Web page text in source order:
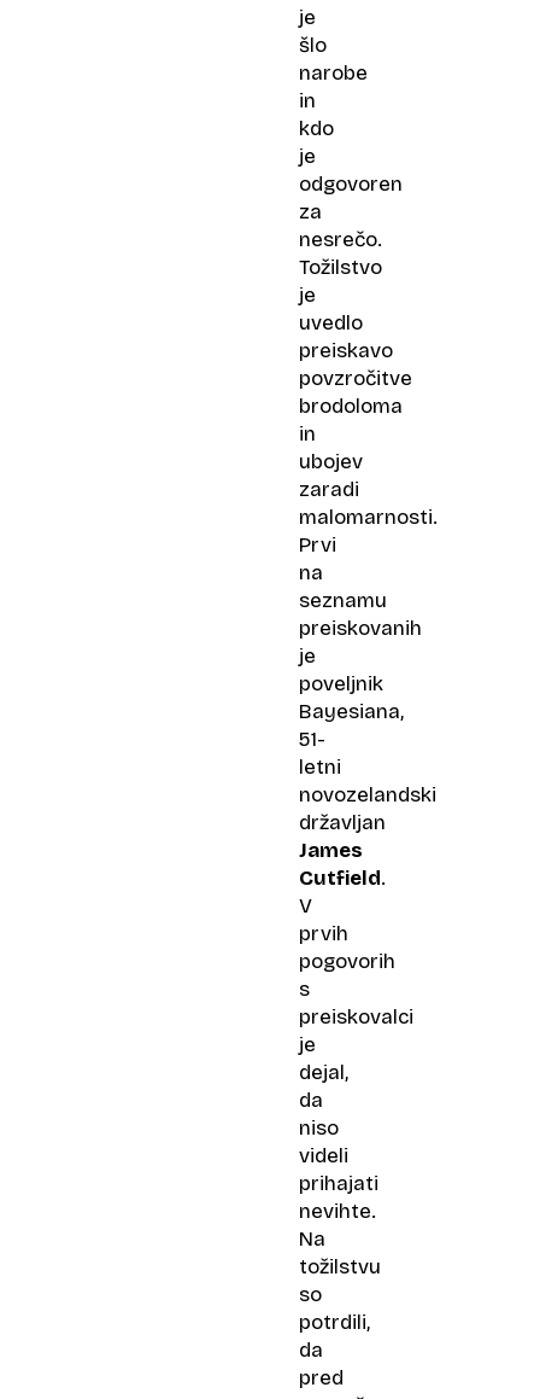
je
šlo
narobe
in
kdo
je
odgovoren
za
nesrečo.
Tožilstvo
je
uvedlo
preiskavo
povzročitve
brodoloma
in
ubojev
zaradi
malomarnosti.
Prvi
na
seznamu
preiskovanih
je
poveljnik
Bayesiana,
51-
letni
novozelandski
državljan
James
Cutfield.
V
prvih
pogovorih
s
preiskovalci
je
dejal,
da
niso
videli
prihajati
nevihte.
Na
tožilstvu
so
potrdili,
da
pred